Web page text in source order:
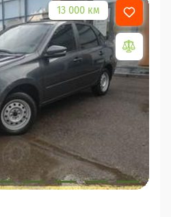
13 000 км